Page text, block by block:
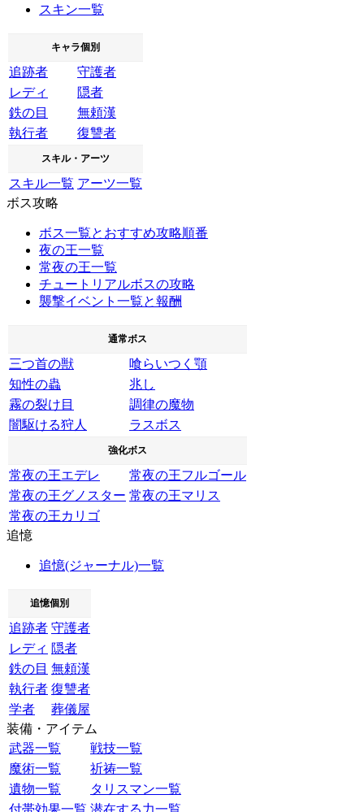
スキン一覧
キャラ個別
追跡者
守護者
レディ
隠者
鉄の目
無頼漢
執行者
復讐者
スキル・アーツ
スキル一覧 アーツ一覧
ボス攻略
ボス一覧とおすすめ攻略順番
夜の王一覧
常夜の王一覧
チュートリアルボスの攻略
襲撃イベント一覧と報酬
通常ボス
三つ首の獣
喰らいつく顎
知性の蟲
兆し
霧の裂け目
調律の魔物
闇駆ける狩人
ラスボス
強化ボス
常夜の王エデレ
常夜の王フルゴール
常夜の王グノスター 常夜の王マリス
常夜の王カリゴ
追憶
追憶(ジャーナル)一覧
追憶個別
追跡者 守護者
レディ 隠者
鉄の目 無頼漢
執行者 復讐者
学者
葬儀屋
装備・アイテム
武器一覧
戦技一覧
魔術一覧
祈祷一覧
遺物一覧
タリスマン一覧
付帯効果一覧 潜在する力一覧